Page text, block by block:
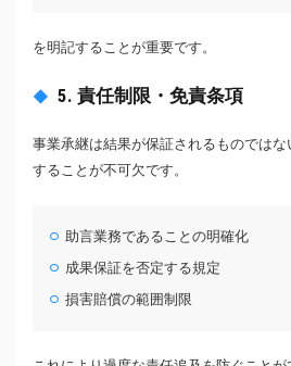
を明記することが重要です。
5. 責任制限・免責条項
事業承継は結果が保証されるものでは
することが不可欠です。
助言業務であることの明確化
成果保証を否定する規定
損害賠償の範囲制限